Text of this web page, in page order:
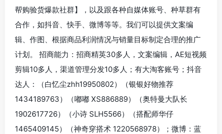
帮购验货爆款社群】，以及跟各种自媒体账号、种草群有
合作，如抖音、快手、微博等等。我们可以提供文案编
辑、作图、根据商品利润情况与销量目标制定合理的推广
计划。 招商能力：招商精英30多人，文案编辑，AE短视频
剪辑10多人，渠道管理分发10多人；有大淘客账号；抖音
达人：（白忆尘zhh19950802）（银银好物推荐
1434189763）（嘟嘟 XS886889）（奥特曼大队长
1902617726）（小诗 SLH5566）（搭配师华仔
1465409145）（神奇穿搭术 1220568978）；微博：蓝